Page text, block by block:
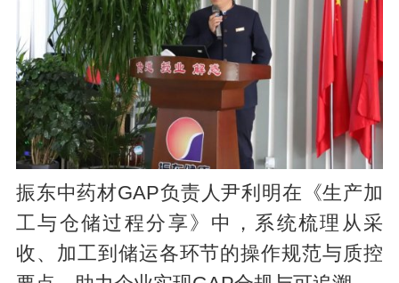
振东中药材GAP负责人尹利明在《生产加
工与仓储过程分享》中，系统梳理从采
收、加工到储运各环节的操作规范与质控